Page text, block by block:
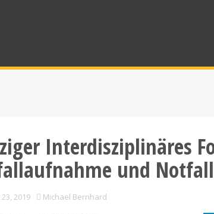
Interdisziplinäres
und
2019 Michael Bernhard